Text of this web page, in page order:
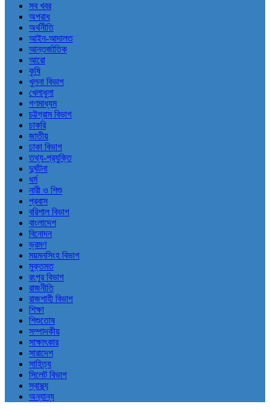
সব খবর
অপরাধ
অর্থনীতি
আইন-আদালত
আন্তর্জাতিক
আরো
কৃষি
খুলনা বিভাগ
খেলাধুলা
গণমাধ্যম
চট্টগ্রাম বিভাগ
চাকরি
জাতীয়
ঢাকা বিভাগ
তথ্য-প্রযুক্তি
দুর্ঘটনা
ধর্ম
নারী ও শিশু
প্রবাস
বরিশাল বিভাগ
বাংলাদেশ
বিনোদন
ভ্রমণ
ময়মনসিংহ বিভাগ
মুক্তমত
রংপুর বিভাগ
রাজনীতি
রাজশাহী বিভাগ
শিক্ষা
শিশুতোষ
সম্পাদকীয়
সাক্ষাৎকার
সারাদেশ
সাহিত্য
সিলেট বিভাগ
স্বাস্থ্য
অন্যান্য